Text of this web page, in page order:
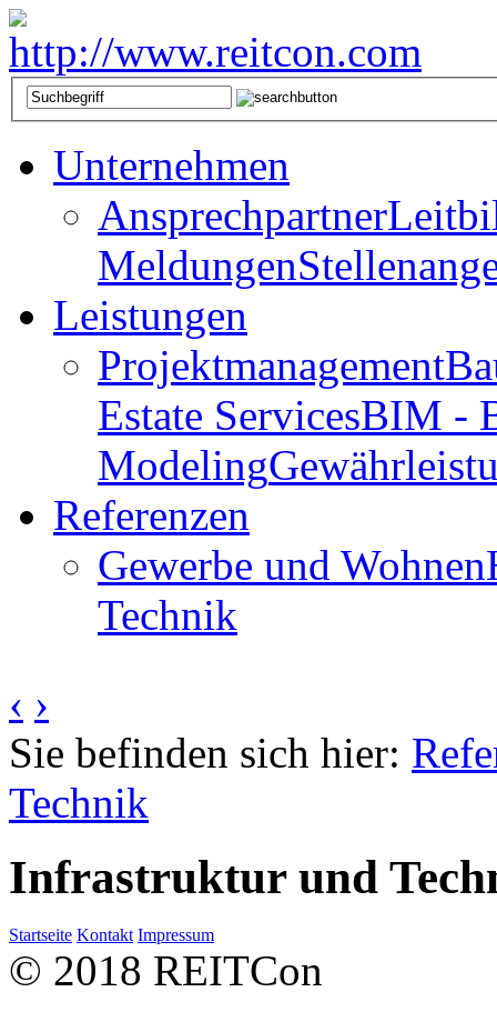
Unternehmen
Ansprechpartner
Meldungen
Leistungen
Projektmanagement
Estate ServicesBIM -
Modeling
Referenzen
Gewerbe und Wohnen
Technik
‹ ›
Sie befinden sich hier:
Technik
Infrastruktur und
Startseite Kontakt Impressum
© 2018 REITCon